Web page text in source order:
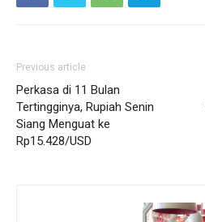
Previous article
Perkasa di 11 Bulan
Tertingginya, Rupiah Senin
Siang Menguat ke
Rp15.428/USD